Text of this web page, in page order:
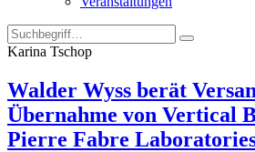
Karina Tschop
Walder Wyss berät
Übernahme von Vertical
Pierre Fabre